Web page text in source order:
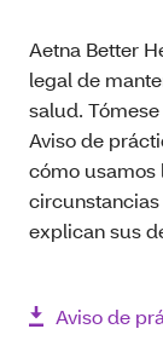
Aetna Better
legal de
salud.
Aviso de
cómo usamos
explican sus
Aviso de